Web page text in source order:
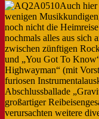
Auch hier
wenigen
noch nicht die
nochmals alles aus sich
zwischen zünftigen
und „You Got To
Highwayman“ (mit
furiosen
Abschlussballade
großartiger
verursachten weitere